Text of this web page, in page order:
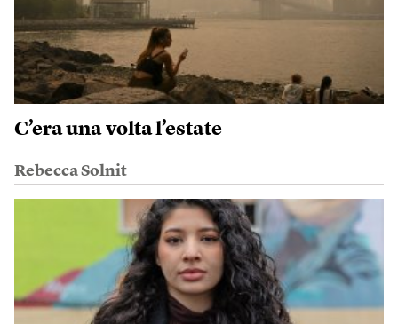
C’era una volta l’estate
Rebecca Solnit